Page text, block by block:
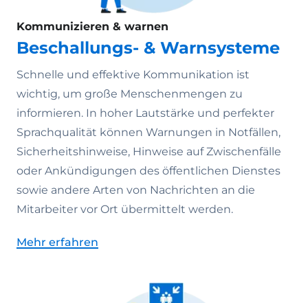
Kommunizieren & warnen
Beschallungs- & Warnsysteme
Schnelle und effektive Kommunikation ist
wichtig, um große Menschenmengen zu
informieren. In hoher Lautstärke und perfekter
Sprachqualität können Warnungen in Notfällen,
Sicherheitshinweise, Hinweise auf Zwischenfälle
oder Ankündigungen des öffentlichen Dienstes
sowie andere Arten von Nachrichten an die
Mitarbeiter vor Ort übermittelt werden.
Mehr erfahren